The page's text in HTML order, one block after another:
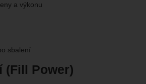
a výkonu
sbalení
(Fill Power)